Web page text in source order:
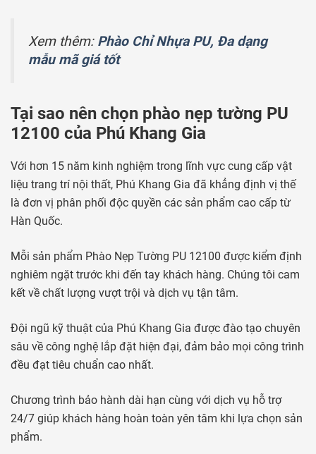
Xem thêm: Phào Chỉ Nhựa PU, Đa dạng
mẫu mã giá tốt
Tại sao nên chọn phào nẹp tường PU
12100 của Phú Khang Gia
Với hơn 15 năm kinh nghiệm trong lĩnh vực cung cấp vật
liệu trang trí nội thất, Phú Khang Gia đã khẳng định vị thế
là đơn vị phân phối độc quyền các sản phẩm cao cấp từ
Hàn Quốc.
Mỗi sản phẩm Phào Nẹp Tường PU 12100 được kiểm định
nghiêm ngặt trước khi đến tay khách hàng. Chúng tôi cam
kết về chất lượng vượt trội và dịch vụ tận tâm.
Đội ngũ kỹ thuật của Phú Khang Gia được đào tạo chuyên
sâu về công nghệ lắp đặt hiện đại, đảm bảo mọi công trình
đều đạt tiêu chuẩn cao nhất.
Chương trình bảo hành dài hạn cùng với dịch vụ hỗ trợ
24/7 giúp khách hàng hoàn toàn yên tâm khi lựa chọn sản
phẩm.